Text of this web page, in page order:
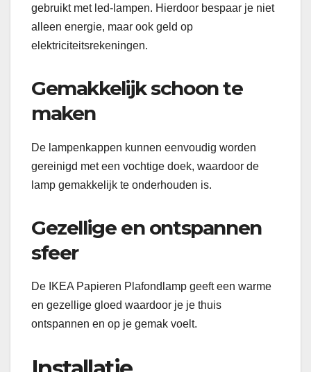
gebruikt met led-lampen. Hierdoor bespaar je niet
alleen energie, maar ook geld op
elektriciteitsrekeningen.
Gemakkelijk schoon te
maken
De lampenkappen kunnen eenvoudig worden
gereinigd met een vochtige doek, waardoor de
lamp gemakkelijk te onderhouden is.
Gezellige en ontspannen
sfeer
De IKEA Papieren Plafondlamp geeft een warme
en gezellige gloed waardoor je je thuis
ontspannen en op je gemak voelt.